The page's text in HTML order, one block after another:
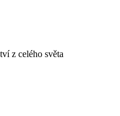
z celého světa